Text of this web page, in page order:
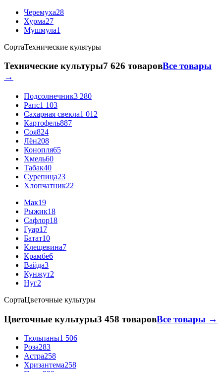
Черемуха28
Хурма27
Мушмула1
СортаТехнические культуры
Технические культуры7 626 товаровВсе товары
→
Подсолнечник3 280
Рапс1 103
Сахарная свекла1 012
Картофель887
Соя824
Лён208
Конопля65
Хмель60
Табак40
Сурепица23
Хлопчатник22
Мак19
Рыжик18
Сафлор18
Гуар17
Батат10
Клещевина7
Крамбе6
Вайда3
Кунжут2
Нуг2
СортаЦветочные культуры
Цветочные культуры3 458 товаровВсе товары →
Тюльпаны1 506
Роза283
Астра258
Хризантема258